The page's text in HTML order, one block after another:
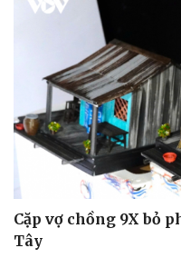
Cặp vợ chồng 9X bỏ
Tây